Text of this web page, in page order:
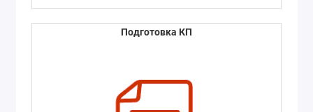
Подготовка КП